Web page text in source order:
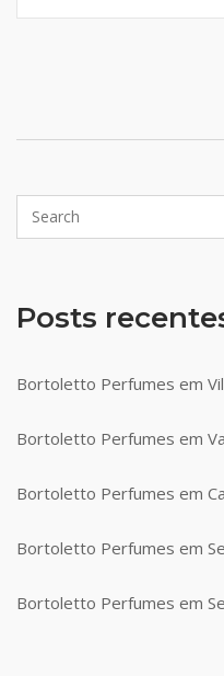
Posts
Bortoletto Perfumes em
Bortoletto Perfumes em
Bortoletto Perfumes em
Bortoletto Perfumes em
Bortoletto Perfumes em